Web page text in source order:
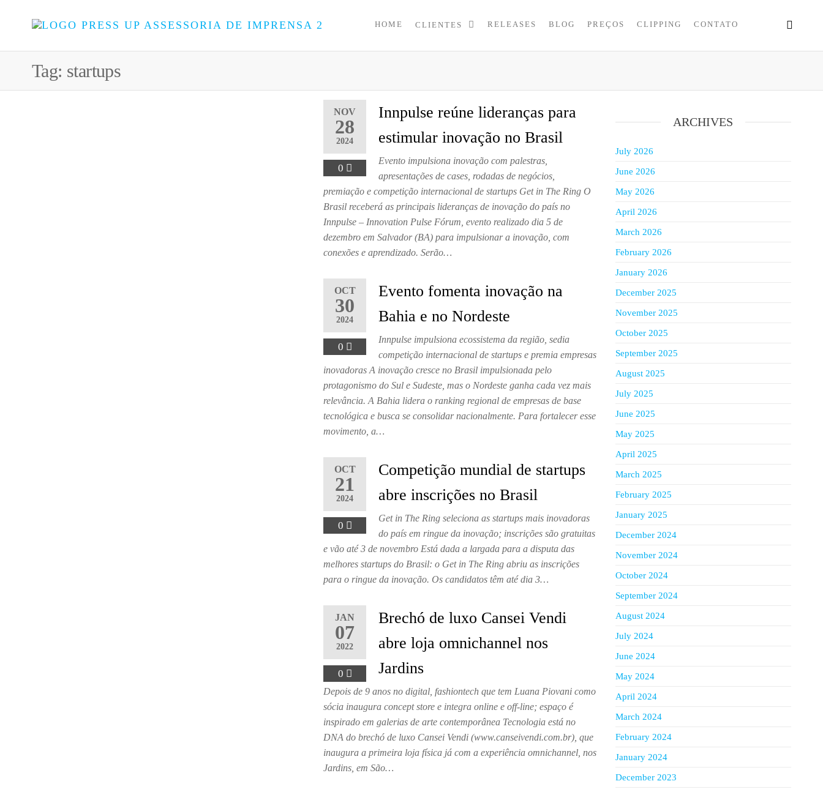
UP
Pequenas
Empresas
HOME CLIENTES RELEASES BLOG PREÇOS CLIPPING CONTATO
Tag: startups
NOV
28
2024
0
Innpulse reúne lideranças para
estimular inovação no Brasil
Evento impulsiona inovação com palestras,
apresentações de cases, rodadas de negócios,
premiação e competição internacional de startups Get in The Ring O
Brasil receberá as principais lideranças de inovação do país no
Innpulse – Innovation Pulse Fórum, evento realizado dia 5 de
dezembro em Salvador (BA) para impulsionar a inovação, com
conexões e aprendizado. Serão…
OCT
30
2024
0
Evento fomenta inovação na
Bahia e no Nordeste
Innpulse impulsiona ecossistema da região, sedia
competição internacional de startups e premia empresas
inovadoras A inovação cresce no Brasil impulsionada pelo
protagonismo do Sul e Sudeste, mas o Nordeste ganha cada vez mais
relevância. A Bahia lidera o ranking regional de empresas de base
tecnológica e busca se consolidar nacionalmente. Para fortalecer esse
movimento, a…
OCT
21
2024
0
Competição mundial de startups
abre inscrições no Brasil
Get in The Ring seleciona as startups mais inovadoras
do país em ringue da inovação; inscrições são gratuitas
e vão até 3 de novembro Está dada a largada para a disputa das
melhores startups do Brasil: o Get in The Ring abriu as inscrições
para o ringue da inovação. Os candidatos têm até dia 3…
JAN
07
2022
0
Brechó de luxo Cansei Vendi
abre loja omnichannel nos
Jardins
Depois de 9 anos no digital, fashiontech que tem Luana Piovani como
sócia inaugura concept store e integra online e off-line; espaço é
inspirado em galerias de arte contemporânea Tecnologia está no
DNA do brechó de luxo Cansei Vendi (www.canseivendi.com.br), que
inaugura a primeira loja física já com a experiência omnichannel, nos
Jardins, em São…
ARCHIVES
July 2026
June 2026
May 2026
April 2026
March 2026
February 2026
January 2026
December 2025
November 2025
October 2025
September 2025
August 2025
July 2025
June 2025
May 2025
April 2025
March 2025
February 2025
January 2025
December 2024
November 2024
October 2024
September 2024
August 2024
July 2024
June 2024
May 2024
April 2024
March 2024
February 2024
January 2024
December 2023